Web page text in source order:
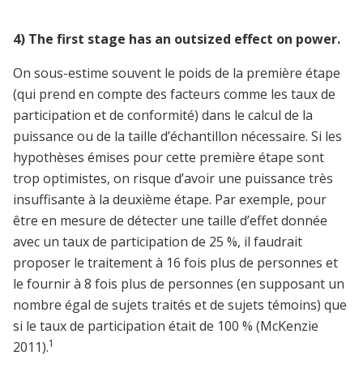
4) The first stage has an outsized effect on power.
On sous-estime souvent le poids de la première étape
(qui prend en compte des facteurs comme les taux de
participation et de conformité) dans le calcul de la
puissance ou de la taille d’échantillon nécessaire. Si les
hypothèses émises pour cette première étape sont
trop optimistes, on risque d’avoir une puissance très
insuffisante à la deuxième étape. Par exemple, pour
être en mesure de détecter une taille d’effet donnée
avec un taux de participation de 25 %, il faudrait
proposer le traitement à 16 fois plus de personnes et
le fournir à 8 fois plus de personnes (en supposant un
nombre égal de sujets traités et de sujets témoins) que
si le taux de participation était de 100 % (McKenzie
2011).1